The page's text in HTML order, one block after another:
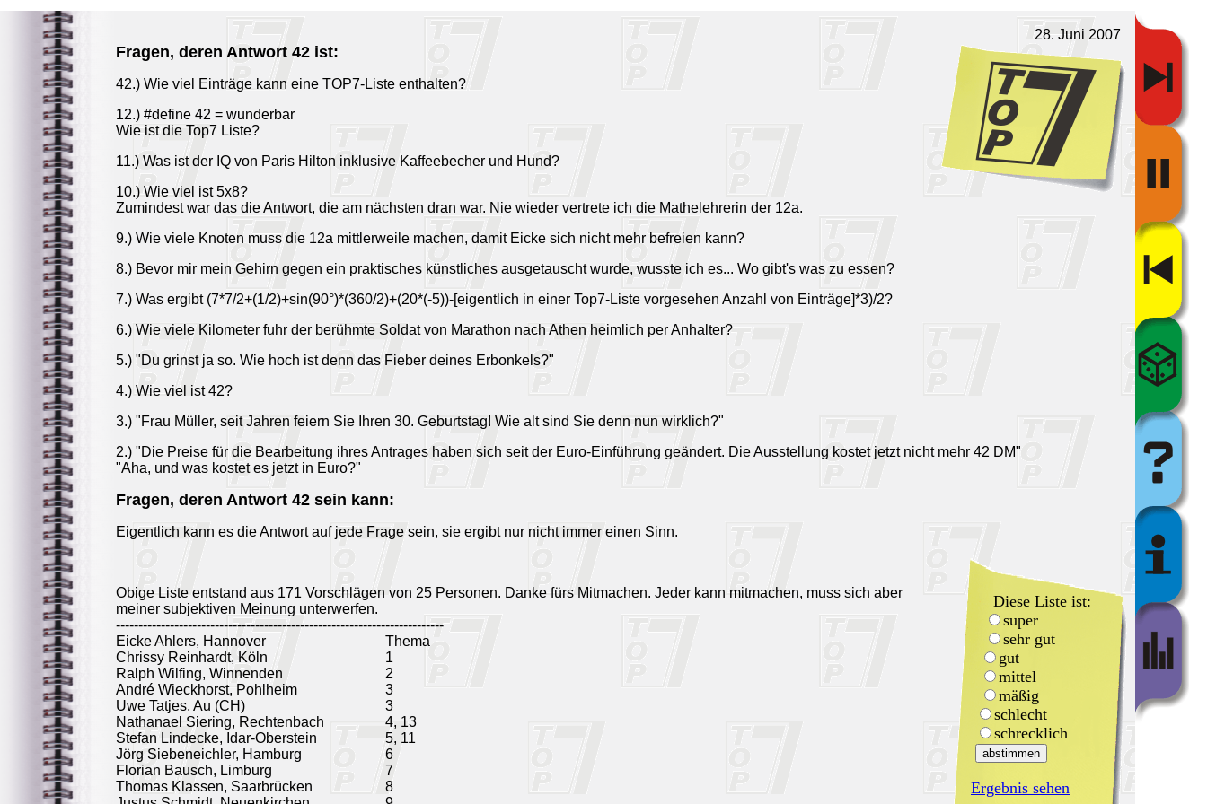
28. Juni 2007
Fragen, deren Antwort 42 ist:
42.) Wie viel Einträge kann eine TOP7-Liste enthalten?
12.) #define 42 = wunderbar
Wie ist die Top7 Liste?
11.) Was ist der IQ von Paris Hilton inklusive Kaffeebecher und Hund?
10.) Wie viel ist 5x8?
Zumindest war das die Antwort, die am nächsten dran war. Nie wieder vertrete ich die Mathelehrerin der 12a.
9.) Wie viele Knoten muss die 12a mittlerweile machen, damit Eicke sich nicht mehr befreien kann?
8.) Bevor mir mein Gehirn gegen ein praktisches künstliches ausgetauscht wurde, wusste ich es... Wo gibt's was zu essen?
7.) Was ergibt (7*7/2+(1/2)+sin(90°)*(360/2)+(20*(-5))-[eigentlich in einer Top7-Liste vorgesehen Anzahl von Einträge]*3)/2?
6.) Wie viele Kilometer fuhr der berühmte Soldat von Marathon nach Athen heimlich per Anhalter?
5.) "Du grinst ja so. Wie hoch ist denn das Fieber deines Erbonkels?"
4.) Wie viel ist 42?
3.) "Frau Müller, seit Jahren feiern Sie Ihren 30. Geburtstag! Wie alt sind Sie denn nun wirklich?"
2.) "Die Preise für die Bearbeitung ihres Antrages haben sich seit der Euro-Einführung geändert. Die Ausstellung kostet jetzt nicht mehr 42 DM"
"Aha, und was kostet es jetzt in Euro?"
Fragen, deren Antwort 42 sein kann:
Eigentlich kann es die Antwort auf jede Frage sein, sie ergibt nur nicht immer einen Sinn.
Obige Liste entstand aus 171 Vorschlägen von 25 Personen. Danke fürs Mitmachen. Jeder kann mitmachen, muss sich aber
meiner subjektiven Meinung unterwerfen.
-------------------------------------------------------------------------
Eicke Ahlers, Hannover
Thema
Chrissy Reinhardt, Köln
1
Ralph Wilfing, Winnenden
2
André Wieckhorst, Pohlheim
3
Uwe Tatjes, Au (CH)
3
Nathanael Siering, Rechtenbach
4, 13
Stefan Lindecke, Idar-Oberstein
5, 11
Jörg Siebeneichler, Hamburg
6
Florian Bausch, Limburg
7
Thomas Klassen, Saarbrücken
8
Diese Liste ist:
super
sehr gut
gut
mittel
mäßig
schlecht
schrecklich
Ergebnis sehen